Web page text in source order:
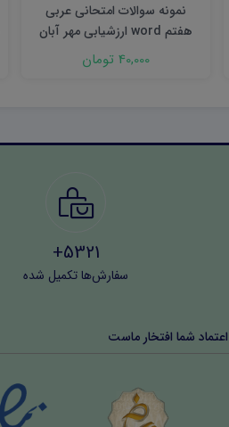
نمونه سوالات امتحانی عربی
هفتم word ارزشیابی مهر آبان
اسفند40,000 تومان
5321+
سفارش‌ها تکمیل شده
اعتماد شما افتخار ماست